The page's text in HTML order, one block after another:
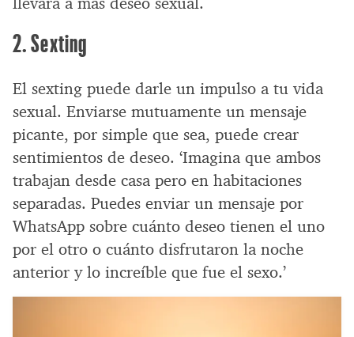
2. Sexting
El sexting puede darle un impulso a tu vida
sexual. Enviarse mutuamente un mensaje
picante, por simple que sea, puede crear
sentimientos de deseo. ‘Imagina que ambos
trabajan desde casa pero en habitaciones
separadas. Puedes enviar un mensaje por
WhatsApp sobre cuánto deseo tienen el uno
por el otro o cuánto disfrutaron la noche
anterior y lo increíble que fue el sexo.’